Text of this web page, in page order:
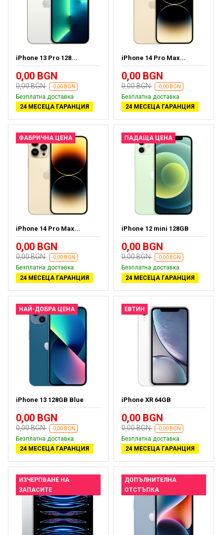
iPhone 13 Pro 128...
0,00 BGN
0,00 BGN -0,00 BGN
Безплатна доставка
24 МЕСЕЦА ГАРАНЦИЯ
iPhone 14 Pro Max...
0,00 BGN
0,00 BGN -0,00 BGN
Безплатна доставка
24 МЕСЕЦА ГАРАНЦИЯ
ФАБРИЧНА ЦЕНА
iPhone 14 Pro Max...
0,00 BGN
0,00 BGN -0,00 BGN
Безплатна доставка
24 МЕСЕЦА ГАРАНЦИЯ
ПАДАЩА ЦЕНА
iPhone 12 mini 128GB
0,00 BGN
0,00 BGN -0,00 BGN
Безплатна доставка
24 МЕСЕЦА ГАРАНЦИЯ
НАЙ-ДОБРА ЦЕНА
iPhone 13 128GB Blue
0,00 BGN
0,00 BGN -0,00 BGN
Безплатна доставка
24 МЕСЕЦА ГАРАНЦИЯ
ЕВТИН
iPhone XR 64GB
0,00 BGN
0,00 BGN -0,00 BGN
Безплатна доставка
24 МЕСЕЦА ГАРАНЦИЯ
ИЗЧЕРПВАНЕ НА
ЗАПАСИТЕ
ДОПЪЛНИТЕЛНА
ОТСТЪПКА